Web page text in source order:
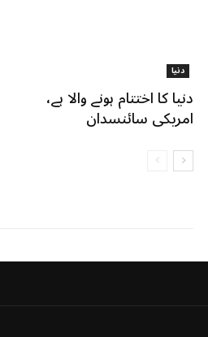
دنیا
دنیا کا اختتام ہونے والا ہے،
امریکی سائنسدان